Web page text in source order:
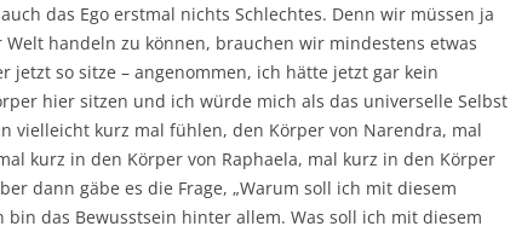
das Ego erstmal nichts Schlechtes. Denn wir müssen ja
handeln zu können, brauchen wir mindestens etwas
jetzt so sitze – angenommen, ich hätte jetzt gar kein
hier sitzen und ich würde mich als das universelle Selbst
vielleicht kurz mal fühlen, den Körper von Narendra, mal
kurz in den Körper von Raphaela, mal kurz in den Körper
dann gäbe es die Frage, „Warum soll ich mit diesem
bin das Bewusstsein hinter allem. Was soll ich mit diesem